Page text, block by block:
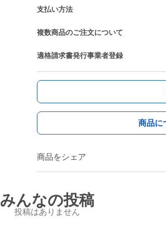
支払い方法
複数商品のご注文について
適格請求書発行事業者登録
商品に
商品をシェア
みんなの投稿
投稿はありません